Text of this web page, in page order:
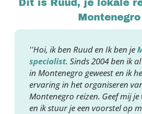
Dit is Ruud, je lokale
Montenegro
''Hoi, ik ben Ruud en Ik ben je
specialist. Sinds 2004 ben ik
in Montenegro geweest en ik
ervaring in het organiseren
Montenegro reizen. Geef mij
en ik stuur je een voorstel op